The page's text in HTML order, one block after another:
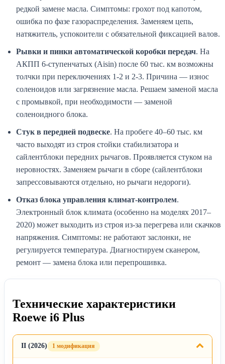
редкой замене масла. Симптомы: грохот под капотом,
ошибка по фазе газораспределения. Заменяем цепь,
натяжитель, успокоители с обязательной фиксацией валов.
Рывки и пинки автоматической коробки передач. На
АКПП 6-ступенчатых (Aisin) после 60 тыс. км возможны
толчки при переключениях 1-2 и 2-3. Причина — износ
соленоидов или загрязнение масла. Решаем заменой масла
с промывкой, при необходимости — заменой
соленоидного блока.
Стук в передней подвеске. На пробеге 40–60 тыс. км
часто выходят из строя стойки стабилизатора и
сайлентблоки передних рычагов. Проявляется стуком на
неровностях. Заменяем рычаги в сборе (сайлентблоки
запрессовываются отдельно, но рычаги недороги).
Отказ блока управления климат-контролем.
Электронный блок климата (особенно на моделях 2017–
2020) может выходить из строя из-за перегрева или скачков
напряжения. Симптомы: не работают заслонки, не
регулируется температура. Диагностируем сканером,
ремонт — замена блока или перепрошивка.
Технические характеристики
Roewe i6 Plus
II (2026) 1 модификация